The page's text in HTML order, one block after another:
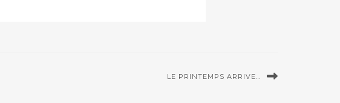
LE PRINTEMPS ARRIVE…